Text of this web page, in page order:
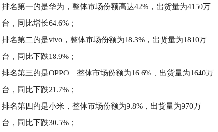
排名第一的是华为，整体市场份额高达42%，出货量为4150万
台，同比增长64.6%；
排名第二的是vivo，整体市场份额为18.3%，出货量为1810万
台，同比下跌18.9%；
排名第三的是OPPO，整体市场份额为16.6%，出货量为1640万
台，同比下跌21.7%；
排名第四的是小米，整体市场份额为9.8%，出货量为970万
台，同比下跌30.5%；